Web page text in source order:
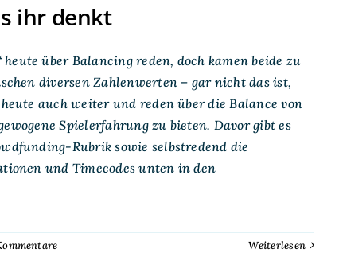
ihr denkt
über Balancing reden, doch kamen beide zu
diversen Zahlenwerten – gar nicht das ist,
auch weiter und reden über die Balance von
Spielerfahrung zu bieten. Davor gibt es
Rubrik sowie selbstredend die
und Timecodes unten in den
Weiterlesen